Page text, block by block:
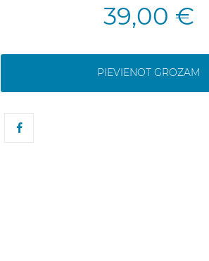
39,00 €
PIEVIENOT GROZAM